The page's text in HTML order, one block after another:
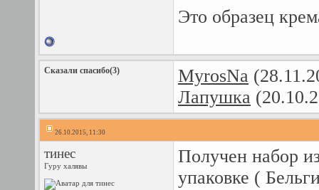
Это образец
Сказали спасибо(3) MyrosNa
Лапушка
26.10.2015, 11:30
тинес
Гуру халявы
Получен набор
упаковке (